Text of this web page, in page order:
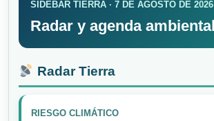
SIDEBAR TIERRA · 7 DE AGOSTO DE 2026
Radar y agenda ambiental
Radar Tierra
RIESGO CLIMÁTICO